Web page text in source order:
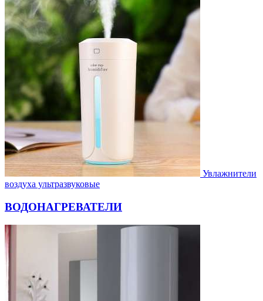
Увлажнители
воздуха ультразвуковые
ВОДОНАГРЕВАТЕЛИ